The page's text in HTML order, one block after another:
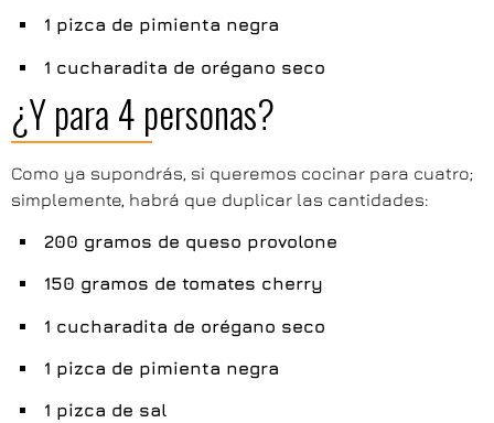
1 pizca de pimienta negra
1 cucharadita de orégano seco
¿Y para 4 personas?
Como ya supondrás, si queremos cocinar para cuatro;
simplemente, habrá que duplicar las cantidades:
200 gramos de queso provolone
150 gramos de tomates cherry
1 cucharadita de orégano seco
1 pizca de pimienta negra
1 pizca de sal